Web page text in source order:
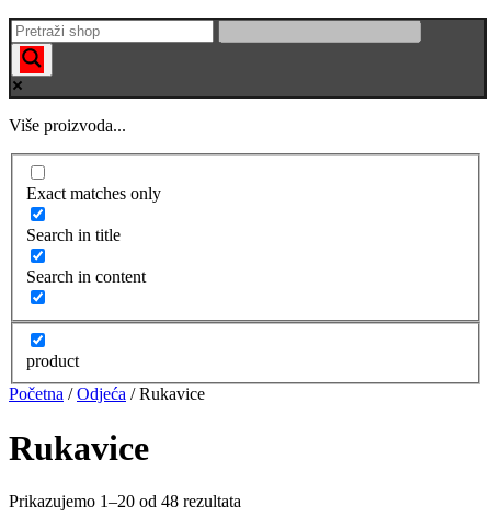
Više proizvoda...
Exact matches only
Search in title
Search in content
product
Početna /Odjeća / Rukavice
Rukavice
Prikazujemo 1–20 od 48 rezultata